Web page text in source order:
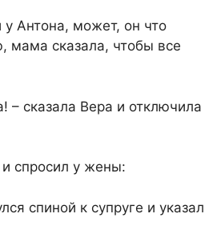
Антона, может, он что
мама сказала, чтобы все
сказала Вера и отключила
спросил у жены:
спиной к супруге и указал